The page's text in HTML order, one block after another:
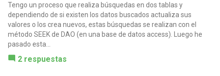
Tengo un proceso que realiza búsquedas en dos tablas y
dependiendo de si existen los datos buscados actualiza sus
valores o los crea nuevos, estas búsquedas se realizan con el
método SEEK de DAO (en una base de datos access). Luego he
pasado esta...
2 respuestas